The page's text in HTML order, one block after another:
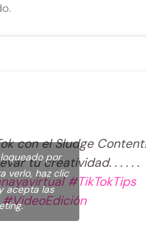
con el Sludge
tu creatividad. . . . . .
#TikTokTips
#VideoEdición
por
verlo, haz clic
acepta las